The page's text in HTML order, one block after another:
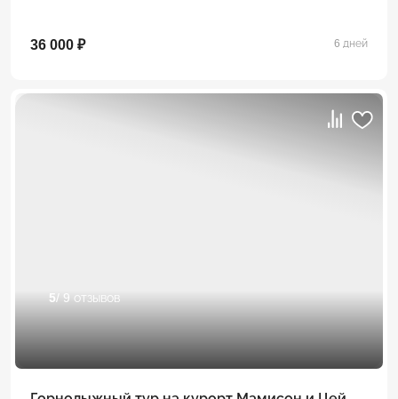
36 000 ₽ 6 дней
5/ 9 отзывов